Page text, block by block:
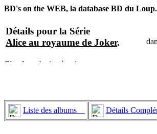
BD's on the WEB, la database BD du Loup.
Détails pour la Série
Alice au royaume de Joker.
Liste des albums Détails